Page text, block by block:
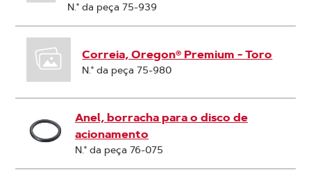
N.° da peça 75-939
Correia, Oregon® Premium - Toro
N.° da peça 75-980
Anel, borracha para o disco de
acionamento
N.° da peça 76-075